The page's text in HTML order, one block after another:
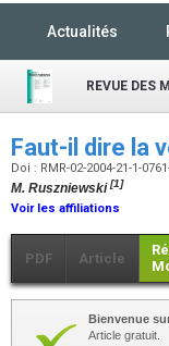
Actualités
REVUE DES
Faut-il dire la
Doi : RMR-02-2004-21-1-
M. Ruszniewski[1]
Voir les affiliations
PDF Article
Bienvenue
Article gratuit.